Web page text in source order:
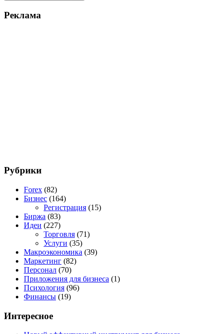
Реклама
Рубрики
Forex (82)
Бизнес (164)
Регистрация (15)
Биржа (83)
Идеи (227)
Торговля (71)
Услуги (35)
Макроэкономика (39)
Маркетинг (82)
Персонал (70)
Приложения для бизнеса (1)
Психология (96)
Финансы (19)
Интересное